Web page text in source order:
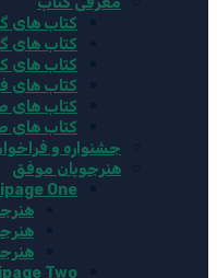
کتاب های
کتاب های
کتاب های
کتاب های
کتاب های
کتاب های
جشنواره و
هنرجویان موفق
One
Two